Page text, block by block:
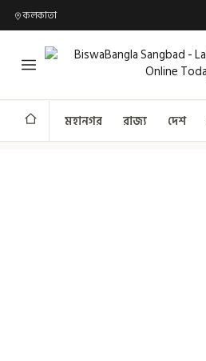
কলকাতা
মহানগর রাজ্য দেশ